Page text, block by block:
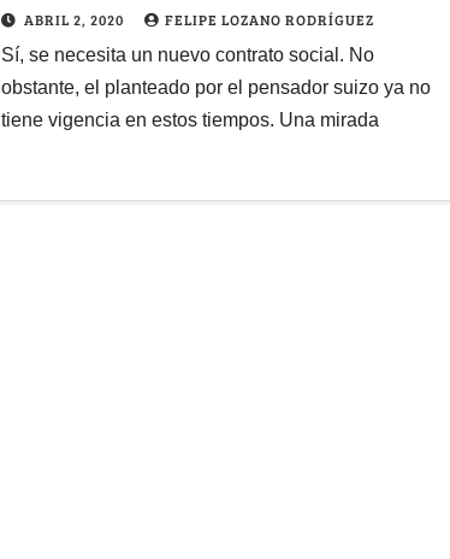
ABRIL 2, 2020 FELIPE LOZANO RODRÍGUEZ
Sí, se necesita un nuevo contrato social. No
obstante, el planteado por el pensador suizo ya no
tiene vigencia en estos tiempos. Una mirada